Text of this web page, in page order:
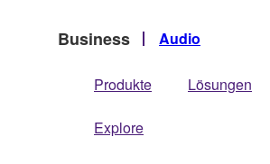
Business Audio
Produkte Lösungen
Explore